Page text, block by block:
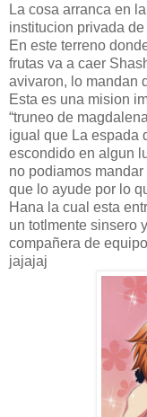
La cosa arranca en
institucion privada
En este terreno
frutas va a caer
avivaron, lo mandan
Esta es una mision
“truneo de
igual que La espada
escondido en algun
no podiamos
que lo ayude por lo
Hana la cual esta
un totlmente sinsero
compañera de
jajajaj